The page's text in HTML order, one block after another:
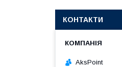
КОНТАКТИ
AksPoint